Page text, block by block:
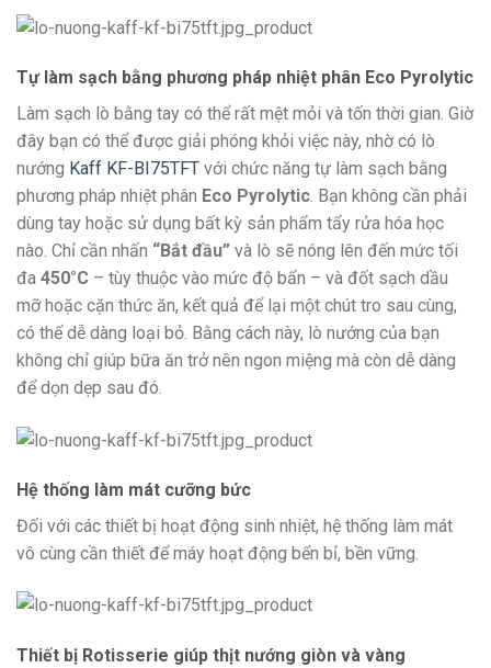
Tự làm sạch bằng phương pháp nhiệt phân Eco Pyrolytic
Làm sạch lò bằng tay có thể rất mệt mỏi và tốn thời gian. Giờ
đây bạn có thể được giải phóng khỏi việc này, nhờ có lò
nướng Kaff KF-BI75TFT với chức năng tự làm sạch bằng
phương pháp nhiệt phân Eco Pyrolytic. Bạn không cần phải
dùng tay hoặc sử dụng bất kỳ sản phẩm tẩy rửa hóa học
nào. Chỉ cần nhấn “Bắt đầu” và lò sẽ nóng lên đến mức tối
đa 450°C – tùy thuộc vào mức độ bẩn – và đốt sạch dầu
mỡ hoặc cặn thức ăn, kết quả để lại một chút tro sau cùng,
có thể dễ dàng loại bỏ. Bằng cách này, lò nướng của bạn
không chỉ giúp bữa ăn trở nên ngon miệng mà còn dễ dàng
để dọn dẹp sau đó.
Hệ thống làm mát cưỡng bức
Đối với các thiết bị hoạt động sinh nhiệt, hệ thống làm mát
vô cùng cần thiết để máy hoạt động bển bỉ, bền vững.
Thiết bị Rotisserie giúp thịt nướng giòn và vàng